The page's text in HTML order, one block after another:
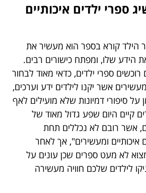
ספרי ילדים איכותיים
הילד קורא בספר הוא מעשיר את
הידע שלו, ומפתח כישורים רבים.
ספרי ילדים, כדאי מאוד לבחור
אשר יקנו לילדים ידע וערכים,
על סיפורי דמיונות שלא מועילים לאף
קיים היום שפע גדול מאוד של
אשר רובם לא נכללים תחת
ומעשירים", אך לאחר
לא מעט ספרים שכן עונים על
לילדים שלכם חוויה מעשירה